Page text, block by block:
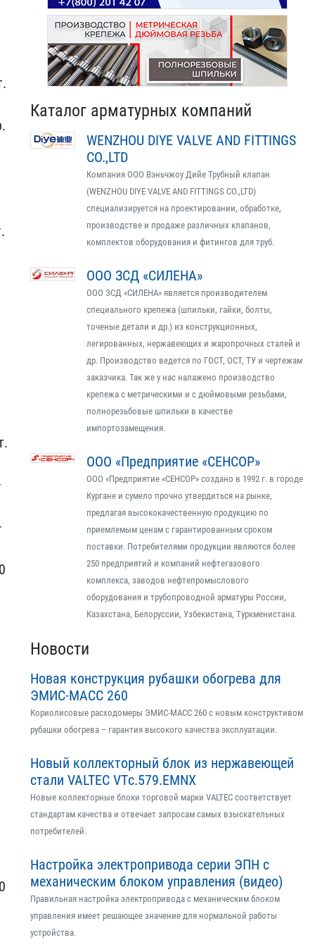
Каталог арматурных компаний
WENZHOU DIYE VALVE AND FITTINGS
CO.,LTD
Компания ООО Вэньчжоу Дийе Трубный клапан
(WENZHOU DIYE VALVE AND FITTINGS CO.,LTD)
специализируется на проектировании, обработке,
производстве и продаже различных клапанов,
комплектов оборудования и фитингов для труб.
ООО ЗСД «СИЛЕНА»
ООО ЗСД «СИЛЕНА» является производителем
специального крепежа (шпильки, гайки, болты,
точеные детали и др.) из конструкционных,
легированных, нержавеющих и жаропрочных сталей и
др. Производство ведется по ГОСТ, ОСТ, ТУ и чертежам
заказчика. Так же у нас налажено производство
крепежа с метрическими и с дюймовыми резьбами,
полнорезьбовые шпильки в качестве
импортозамещения.
ООО «Предприятие «СЕНСОР»
ООО «Предприятие «СЕНСОР» создано в 1992 г. в городе
Кургане и сумело прочно утвердиться на рынке,
предлагая высококачественную продукцию по
приемлемым ценам с гарантированным сроком
поставки. Потребителями продукции являются более
250 предприятий и компаний нефтегазового
комплекса, заводов нефтепромыслового
оборудования и трубопроводной арматуры России,
Казахстана, Белоруссии, Узбекистана, Туркменистана.
Новости
Новая конструкция рубашки обогрева для
ЭМИС-МАСС 260
Кориолисовые расходомеры ЭМИС-МАСС 260 с новым конструктивом
рубашки обогрева – гарантия высокого качества эксплуатации.
Новый коллекторный блок из нержавеющей
стали VALTEC VTс.579.EMNX
Новые коллекторные блоки торговой марки VALTEC соответствует
стандартам качества и отвечает запросам самых взыскательных
потребителей.
Настройка электропривода серии ЭПН с
механическим блоком управления (видео)
Правильная настройка электропривода с механическим блоком
управления имеет решающее значение для нормальной работы
устройства.